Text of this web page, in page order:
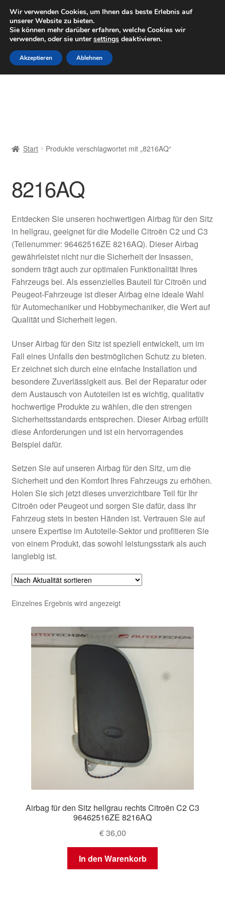
LIEFERUNG ab 6 EUR
Mo–Fr 9–16 Uhr · 0175 7465658
Zur
Navigation
springen
Zum
Inhalt
springen
Datenschutz-Bestimmungen
Impressum
Kasse
Kontakt
Lieferung
Mein Konto
Über uns
Warenkorb
Weltweiter Versand
Zahlungen
Start Produkte verschlagwortet mit „8216AQ“
8216AQ
Entdecken Sie unseren hochwertigen Airbag für den Sitz
in hellgrau, geeignet für die Modelle Citroën C2 und C3
(Teilenummer: 96462516ZE 8216AQ). Dieser Airbag
gewährleistet nicht nur die Sicherheit der Insassen,
sondern trägt auch zur optimalen Funktionalität Ihres
Fahrzeugs bei. Als essenzielles Bauteil für Citroën und
Peugeot-Fahrzeuge ist dieser Airbag eine ideale Wahl
für Automechaniker und Hobbymechaniker, die Wert auf
Qualität und Sicherheit legen.
Unser Airbag für den Sitz ist speziell entwickelt, um im
Fall eines Unfalls den bestmöglichen Schutz zu bieten.
Er zeichnet sich durch eine einfache Installation und
besondere Zuverlässigkeit aus. Bei der Reparatur oder
dem Austausch von Autoteilen ist es wichtig, qualitativ
hochwertige Produkte zu wählen, die den strengen
Sicherheitsstandards entsprechen. Dieser Airbag erfüllt
diese Anforderungen und ist ein hervorragendes
Beispiel dafür.
Setzen Sie auf unseren Airbag für den Sitz, um die
Sicherheit und den Komfort Ihres Fahrzeugs zu erhöhen.
Holen Sie sich jetzt dieses unverzichtbare Teil für Ihr
Citroën oder Peugeot und sorgen Sie dafür, dass Ihr
Fahrzeug stets in besten Händen ist. Vertrauen Sie auf
unsere Expertise im Autoteile-Sektor und profitieren Sie
von einem Produkt, das sowohl leistungsstark als auch
langlebig ist.
Einzelnes Ergebnis wird angezeigt
Airbag für den Sitz hellgrau rechts Citroën C2 C3
96462516ZE 8216AQ
€36,00
In den Warenkorb
Wir verwenden Cookies, um Ihnen das beste Erlebnis auf
unserer Website zu bieten.
Sie können mehr darüber erfahren, welche Cookies wir
verwenden, oder sie untersettings deaktivieren.
Akzeptieren Ablehnen